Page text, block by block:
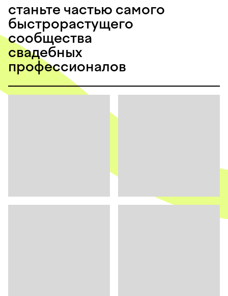
станьте частью самого
быстрорастущего
сообщества
свадебных
профессионалов